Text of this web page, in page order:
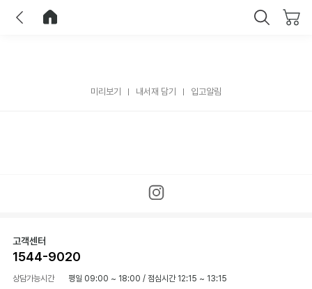
미리보기 내서재 담기 입고알림
고객센터
1544-9020
상담가능시간 평일 09:00 ~ 18:00 / 점심시간 12:15 ~ 13:15